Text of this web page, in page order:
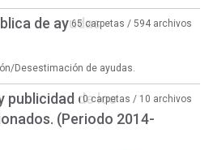
de ayudas65 carpetas / 594 archivos
Desestimación de ayudas.
publicidad de los
(Periodo 2014-
0 carpetas / 10 archivos